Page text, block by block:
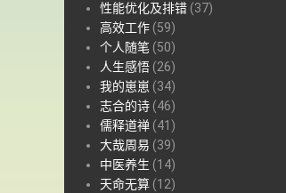
性能优化及排错 (37)
高效工作 (59)
个人随笔 (50)
人生感悟 (26)
我的崽崽 (34)
志合的诗 (46)
儒释道禅 (41)
大哉周易 (39)
中医养生 (14)
天命无算 (12)